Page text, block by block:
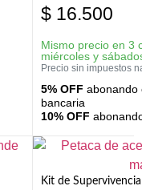
$ 16.500
Mismo precio en 3
miércoles y
Precio sin impuestos
5% OFF abonando
bancaria
10% OFF
Kit de